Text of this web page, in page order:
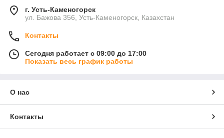
г. Усть-Каменогорск
ул. Бажова 356, Усть-Каменогорск, Казахстан
Контакты
Сегодня работает с 09:00 до 17:00
Показать весь график работы
О нас
Контакты